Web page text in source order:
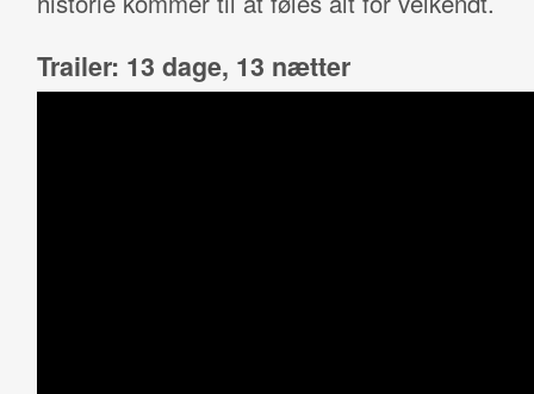
Trailer: 13 dage, 13 nætter